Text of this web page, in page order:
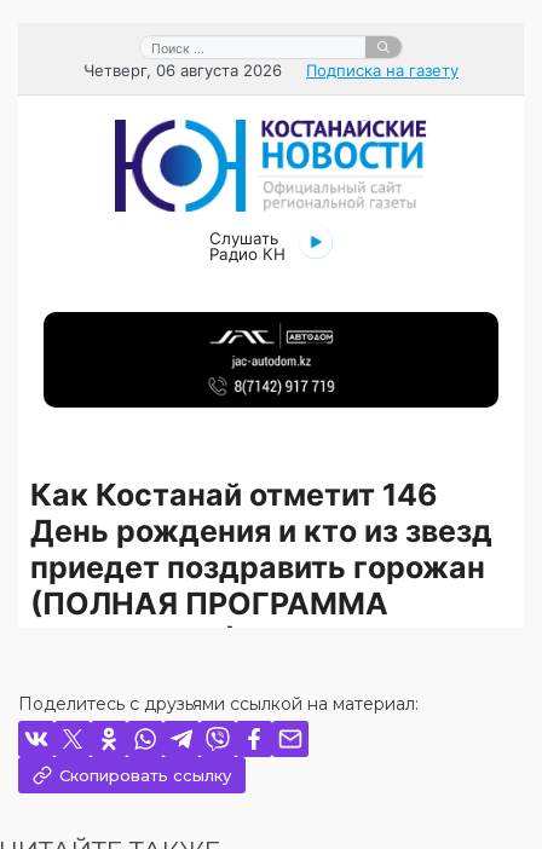
Поделитесь с друзьями ссылкой на материал:
Скопировать ссылку